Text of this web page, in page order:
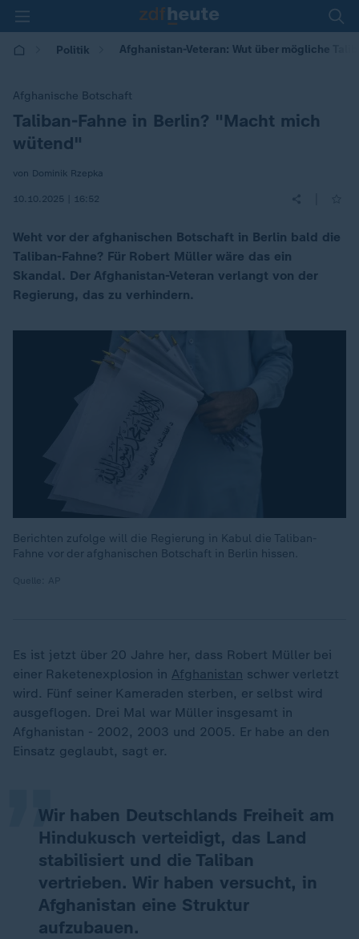
Politik Afghanistan-Veteran: Wut über mögliche
Afghanische Botschaft
:
Taliban-Fahne in Berlin? "Macht mich
wütend"
von Dominik Rzepka
10.10.2025 | 16:52
Weht vor der afghanischen Botschaft in Berlin bald die
Taliban-Fahne? Für Robert Müller wäre das ein
Skandal. Der Afghanistan-Veteran verlangt von der
Regierung, das zu verhindern.
Berichten zufolge will die Regierung in Kabul die Taliban-
Fahne vor der afghanischen Botschaft in Berlin hissen.
Es ist jetzt über 20 Jahre her, dass Robert Müller bei
einer Raketenexplosion in Afghanistan schwer verletzt
wird. Fünf seiner Kameraden sterben, er selbst wird
ausgeflogen. Drei Mal war Müller insgesamt in
Afghanistan - 2002, 2003 und 2005. Er habe an den
Einsatz geglaubt, sagt er.
Wir haben Deutschlands Freiheit am
Hindukusch verteidigt, das Land
stabilisiert und die Taliban
vertrieben. Wir haben versucht, in
Afghanistan eine Struktur
aufzubauen.
„